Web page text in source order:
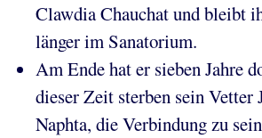
Clawdia Chauchat und bleibt
länger im Sanatorium.
Am Ende hat er sieben Jahre
dieser Zeit sterben sein Vetter
Naphta, die Verbindung zu